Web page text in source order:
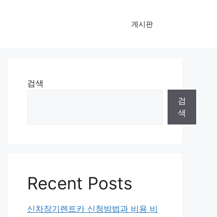
게시판
검색
검
색
Recent Posts
신차장기렌트카 신청방법과 비용 비